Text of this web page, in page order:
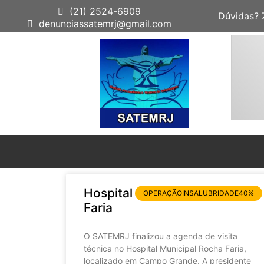
(21) 2524-6909
denunciassatemrj@gmail.com
Dúvidas?
OPERAÇÃOINSALUBRIDADE40%
Hospital Municipal Rocha
Faria
O SATEMRJ finalizou a agenda de visita
técnica no Hospital Municipal Rocha Faria,
localizado em Campo Grande. A presidente